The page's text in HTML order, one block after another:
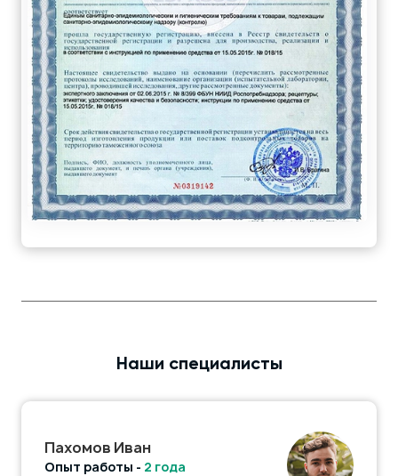
Наши специалисты
Пахомов Иван
Опыт работы - 2 года